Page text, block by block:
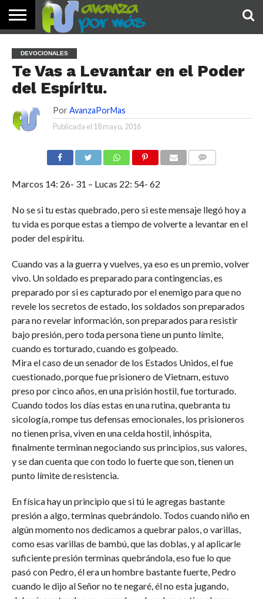
PALABRA
DE HOY
DEVOCIONALES
NOTICIAS
TESTIMONIOS
ORACIONES
SOBRE
NOSOTROS
IMÁGENES
DEVOCIONALES
Te Vas a Levantar en el Poder
del Espíritu.
Por AvanzaPorMas
Publicada el 18 mayo, 2016
Marcos 14: 26- 31 – Lucas 22: 54- 62
No se si tu estas quebrado, pero si este mensaje llegó hoy a
tu vida es porque estas a tiempo de volverte a levantar en el
poder del espíritu.
Cuando vas a la guerra y vuelves, ya eso es un premio, volver
vivo. Un soldado es preparado para contingencias, es
preparado por si es capturado por el enemigo para que no
revele los secretos de estado, los soldados son preparados
para no revelar información, son preparados para resistir
bajo presión, pero toda persona tiene un punto límite,
cuando es torturado, cuando es golpeado.
Mira el caso de un senador de los Estados Unidos, el fue
cuestionado, porque fue prisionero de Vietnam, estuvo
preso por cinco años, en una prisión hostil, fue torturado.
Cuando todos los días estas en una rutina, quebranta tu
sicología, rompe tus defensas emocionales, los prisioneros
no tienen prisa, viven en una celda hostil, inhóspita,
finalmente terminan negociando sus principios, sus valores,
y se dan cuenta que con todo lo fuerte que son, tienen un
punto límite de resistencia.
En física hay un principio que si tú le agregas bastante
presión a algo, terminas quebrándolo. Todos cuando niño en
algún momento nos dedicamos a quebrar palos, o varillas,
como esas varillas de bambú, que las doblas, y al aplicarle
suficiente presión terminas quebrándola, eso fue lo que
pasó con Pedro, él era un hombre bastante fuerte, Pedro
cuando le dijo al Señor no te negaré, él no esta jugando,